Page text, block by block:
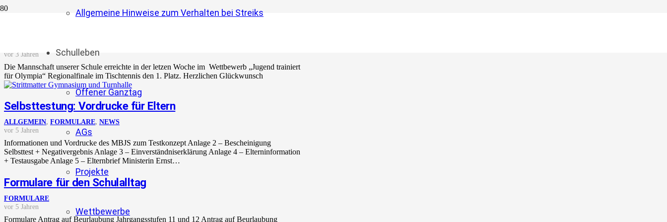
Allgemeine Hinweise zum Verhalten bei Streiks
Schulleben
Offener Ganztag
AGs
Projekte
Wettbewerbe
vor 3 Jahren
Die Mannschaft unserer Schule erreichte in der letzen Woche im Wettbewerb „Jugend trainiert
für Olympia“ Regionalfinale im Tischtennis den 1. Platz. Herzlichen Glückwunsch
Selbsttestung: Vordrucke für Eltern
ALLGEMEIN, FORMULARE, NEWS
vor 5 Jahren
Informationen und Vordrucke des MBJS zum Testkonzept Anlage 2 – Bescheinigung
Selbsttest + Negativergebnis Anlage 3 – Einverständniserklärung Anlage 4 – Elterninformation
+ Testausgabe Anlage 5 – Elternbrief Ministerin Ernst…
Formulare für den Schulalltag
FORMULARE
vor 5 Jahren
Formulare Antrag auf Beurlaubung Jahrgangsstufen 11 und 12 Antrag auf Beurlaubung